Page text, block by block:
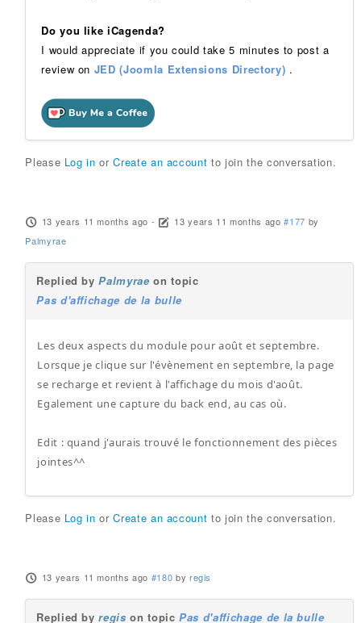
Do you like iCagenda?
I would appreciate if you could take 5 minutes to post a
review on JED (Joomla Extensions Directory) .
Please Log in orCreate an account to join the conversation.
13 years 11 months ago - 13 years 11 months ago #177 by
Palmyrae
Replied byPalmyrae on topic
Pas d'affichage de la bulle
Les deux aspects du module pour août et septembre.
Lorsque je clique sur l'évènement en septembre, la page
se recharge et revient à l'affichage du mois d'août.
Egalement une capture du back end, au cas où.
Edit : quand j'aurais trouvé le fonctionnement des pièces
jointes^^
Please Log in orCreate an account to join the conversation.
13 years 11 months ago #180 by regis
Replied byregis on topicPas d'affichage de la bulle